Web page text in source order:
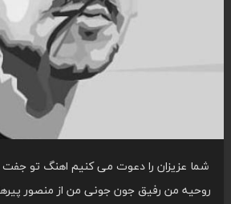
شما عزیزان را دعوت می کنیم اهنگ تو
روحیه من رفیق جون جونی من از منصور